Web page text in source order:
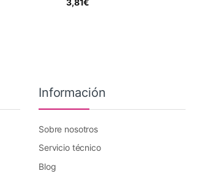
Información
Sobre nosotros
Servicio técnico
Blog